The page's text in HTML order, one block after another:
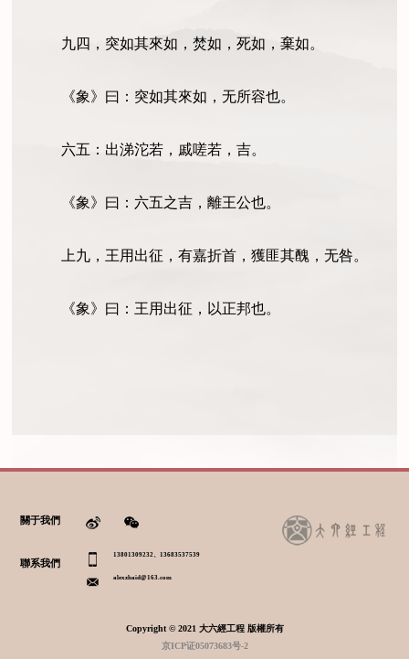
九四，突如其來如，焚如，死如，棄如。
《象》曰：突如其來如，无所容也。
六五：出涕沱若，戚嗟若，吉。
《象》曰：六五之吉，離王公也。
上九，王用出征，有嘉折首，獲匪其醜，无咎。
《象》曰：王用出征，以正邦也。
關于我們
聯系我們
13801309232、13683537539
alexzhaid@163.com
Copyright © 2021 大六經工程 版權所有
京ICP证05073683号-2